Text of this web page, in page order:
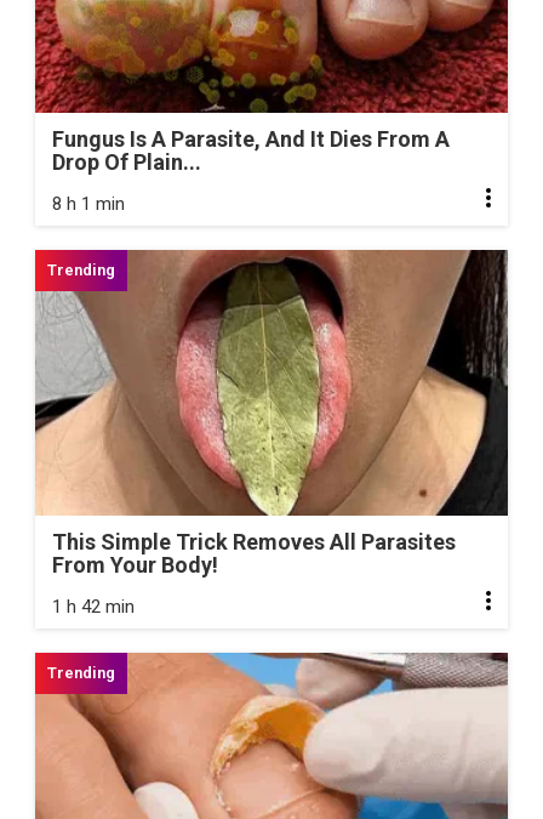
Fungus Is A Parasite, And It Dies From A
Drop Of Plain...
8 h 1 min
This Simple Trick Removes All Parasites
From Your Body!
1 h 42 min